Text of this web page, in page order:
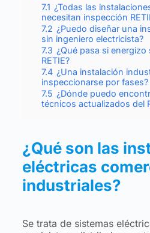
7.1 ¿Todas las
necesitan inspección
7.2 ¿Puedo diseñar una
sin ingeniero electricista?
7.3 ¿Qué pasa si
RETIE?
7.4 ¿Una instalación
inspeccionarse por fases?
7.5 ¿Dónde puedo
técnicos actualizados del
¿Qué son las
eléctricas
industriales?
Se trata de sistemas